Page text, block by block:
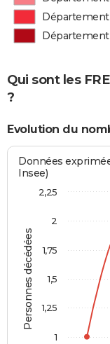
Département
Département
Qui sont les
?
Evolution du
Personnes décédées
Données
Insee)
1
1,25
1,5
1,75
2
2,25